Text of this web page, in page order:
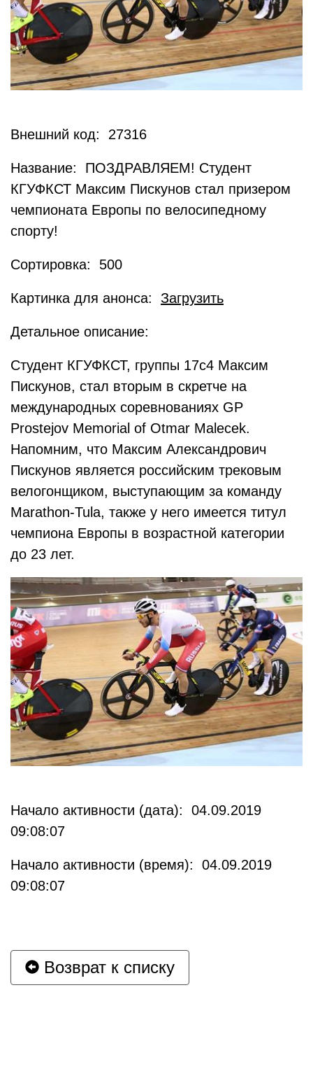
Внешний код: 27316
Название: ПОЗДРАВЛЯЕМ! Студент
КГУФКСТ Максим Пискунов стал призером
чемпионата Европы по велосипедному
спорту!
Сортировка: 500
Картинка для анонса: Загрузить
Детальное описание:
Студент КГУФКСТ, группы 17с4 Максим
Пискунов, стал вторым в скретче на
международных соревнованиях GP
Prostejov Memorial of Otmar Malecek.
Напомним, что Максим Александрович
Пискунов является российским трековым
велогонщиком, выступающим за команду
Marathon-Tula, также у него имеется титул
чемпиона Европы в возрастной категории
до 23 лет.
Начало активности (дата): 04.09.2019
09:08:07
Начало активности (время): 04.09.2019
09:08:07
Возврат к списку